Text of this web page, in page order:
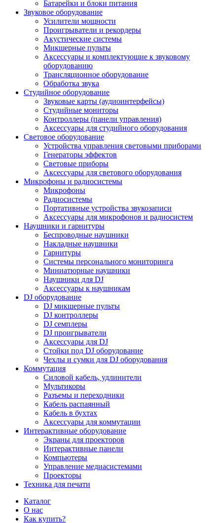
Батарейки и блоки питания
Звуковое оборудование
Усилители мощности
Проигрыватели и рекордеры
Акустические системы
Микшерные пульты
Аксессуары и комплектующие к звуковому
оборудованию
Трансляционное оборудование
Обработка звука
Студийное оборудование
Звуковые карты (аудиоинтерфейсы)
Студийные мониторы
Контроллеры (панели управления)
Аксессуары для студийного оборудования
Световое оборудование
Устройства управления световыми приборами
Генераторы эффектов
Световые приборы
Аксессуары для светового оборудования
Микрофоны и радиосистемы
Микрофоны
Радиосистемы
Портативные устройства звукозаписи
Аксессуары для микрофонов и радиосистем
Наушники и гарнитуры
Беспроводные наушники
Накладные наушники
Гарнитуры
Системы персонального мониторинга
Миниатюрные наушники
Наушники для DJ
Аксессуары к наушникам
DJ оборудование
DJ микшерные пульты
DJ контроллеры
DJ семплеры
DJ проигрыватели
Аксессуары для DJ
Стойки под DJ оборудование
Чехлы и сумки для DJ оборудования
Коммутация
Силовой кабель, удлинители
Мультикоры
Разъемы и переходники
Кабель распаянный
Кабель в бухтах
Аксессуары для коммутации
Интерактивные оборудование
Экраны для проекторов
Интерактивные панели
Компьютеры
Управление медиасистемами
Проекторы
Техника для печати
Каталог
О нас
Как купить?